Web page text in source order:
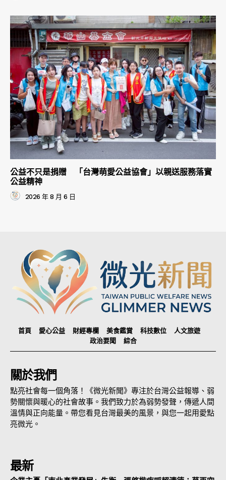
公益不只是捐贈 「台灣萌愛公益協會」以親送服務落實
公益精神
2026 年 8 月 6 日
首頁 愛心公益 財經專欄 美食鑑賞 科技數位
人文旅遊
政治要聞
綜合
關於我們
點亮社會每一個角落！《微光新聞》專注於台灣公益報導、弱
勢關懷與暖心的社會故事。我們致力於為弱勢發聲，傳遞人間
溫情與正向能量。帶您看見台灣最美的風景，與您一起用愛點
亮微光。
最新